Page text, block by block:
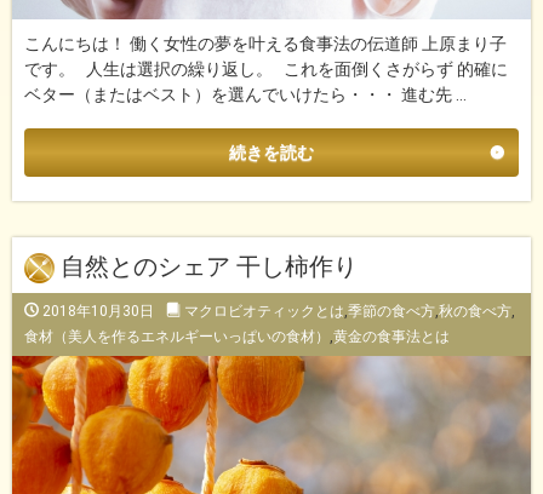
こんにちは！ 働く女性の夢を叶える食事法の伝道師 上原まり子
です。 人生は選択の繰り返し。 これを面倒くさがらず 的確に
ベター（またはベスト）を選んでいけたら・・・ 進む先 …
続きを読む
自然とのシェア 干し柿作り
2018年10月30日 マクロビオティックとは 季節の食べ方 秋の食べ方
食材（美人を作るエネルギーいっぱいの食材）
黄金の食事法とは